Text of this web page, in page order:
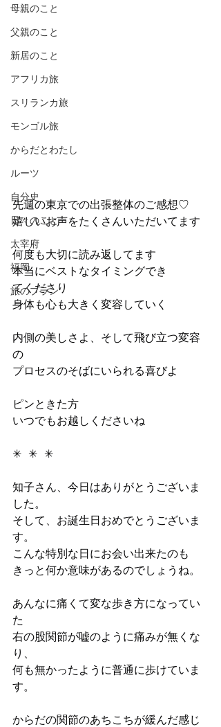
母親のこと
父親のこと
新居のこと
アフリカ旅
スリランカ旅
モンゴル旅
からだとわたし
ルーツ
自分史
日々のこと
太宰府
福岡
旅のプラン
先週の東京での出張整体のご感想♡
嬉しいお声をたくさんいただいてます
何度も大切に読み返してます
本当にベストなタイミングでき
てくださり
身体も心も大きく変容していく
内側の美しさよ、そして飛び立つ変容
の
プロセスのそばにいられる喜びよ
ピンときた方
いつでもお越しくださいね
✳︎  ✳︎  ✳︎
知子さん、今日はありがとうございま
した。
そして、お誕生日おめでとうございま
す。
こんな特別な日にお会い出来たのも
きっと何か意味があるのでしょうね。
あんなに痛くて変な歩き方になってい
た
右の股関節が嘘のように痛みが無くな
り、
何も無かったように普通に歩けていま
す。
からだの関節のあちこちが緩んだ感じ